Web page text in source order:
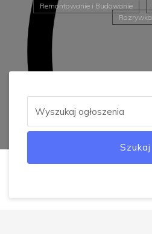
Remontowanie i Budowanie
Rozrywka
Szukaj